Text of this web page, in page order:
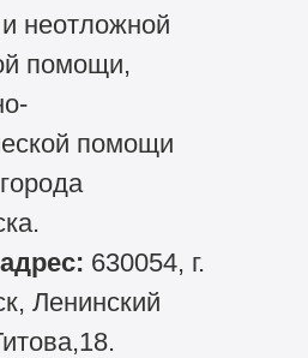
неотложной
помощи,
помощи
630054, г.
Ленинский